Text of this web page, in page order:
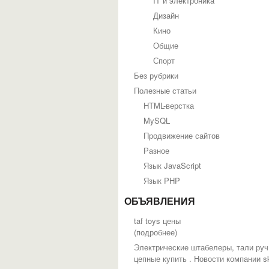
Дизайн
Кино
Общие
Спорт
Без рубрики
Полезные статьи
HTML-верстка
MySQL
Продвижение сайтов
Разное
Язык JavaScript
Язык PHP
ОБЪЯВЛЕНИЯ
taf toys цены
(подробнее)
Электрические штабелеры, тали
цепные купить . Новости компании